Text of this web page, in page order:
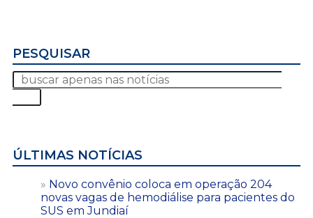
PESQUISAR
ÚLTIMAS NOTÍCIAS
Novo convênio coloca em operação 204
novas vagas de hemodiálise para pacientes do
SUS em Jundiaí